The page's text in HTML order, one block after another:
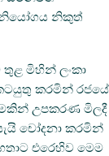
නියෝගය නිකුත්
තුළ මිහින් ලංකා
කරමින් රජයේ
උපකරණ මිලදී
චෝදනා කරමින්
එරෙහිව මෙම